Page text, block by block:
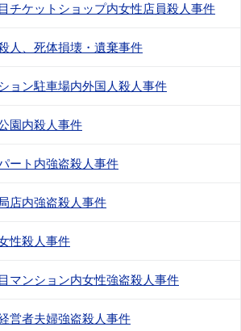
チケットショップ内女性店員殺人事件
人、死体損壊・遺棄事件
ョン駐車場内外国人殺人事件
園内殺人事件
ート内強盗殺人事件
店内強盗殺人事件
性殺人事件
マンション内女性強盗殺人事件
営者夫婦強盗殺人事件